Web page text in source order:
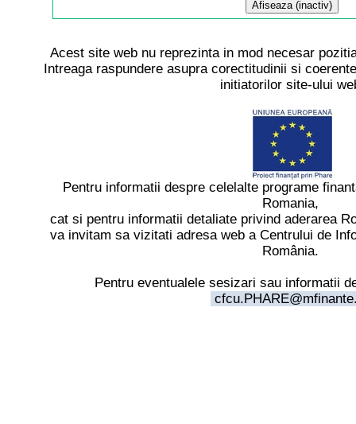
Acest site web nu reprezinta in mod necesar
Intreaga raspundere asupra corectitudinii si
initiatorilor site-ului
Pentru informatii despre celelalte programe
Romania,
cat si pentru informatii detaliate privind aderarea
va invitam sa vizitati adresa web a Centrului de
România.
Pentru eventualele sesizari sau informatii